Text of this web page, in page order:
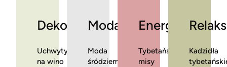
Dekoracje
Uchwyty
na wino
Moda
Moda
śródziemnomorska
Energia
Tybetańskie
misy
Relaks
Kadzidła